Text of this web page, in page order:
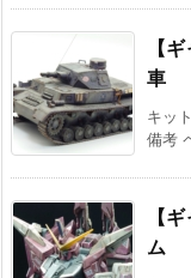
【
車
キッ
備考
【
ム